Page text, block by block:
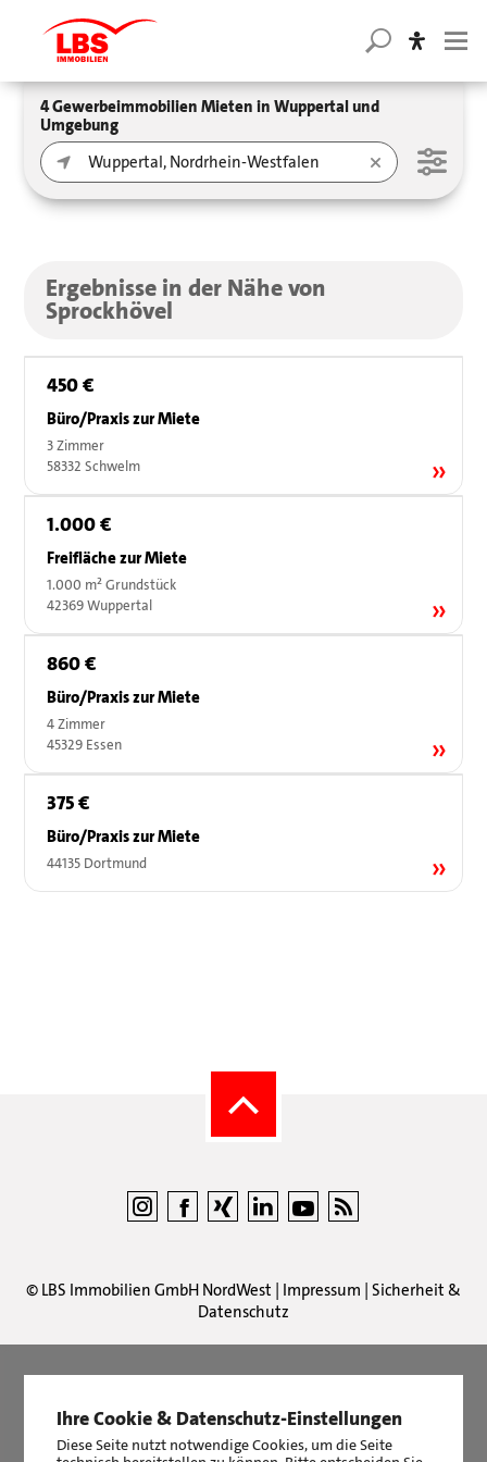
4 Gewerbeimmobilien Mieten in Wuppertal und
Umgebung
Ergebnisse in der Nähe von
Sprockhövel
450 €
Büro/Praxis zur Miete
3 Zimmer
58332 Schwelm
1.000 €
Freifläche zur Miete
1.000 m² Grundstück
42369 Wuppertal
860 €
Büro/Praxis zur Miete
4 Zimmer
45329 Essen
375 €
Büro/Praxis zur Miete
44135 Dortmund
© LBS Immobilien GmbH NordWest | Impressum | Sicherheit &
Datenschutz
LBS Immobilien GmbH NordWesthat 4,87von5Sternen
|2511Bewertungen auf ProvenExpert.com
Ihre Cookie & Datenschutz-Einstellungen
Diese Seite nutzt notwendige Cookies, um die Seite